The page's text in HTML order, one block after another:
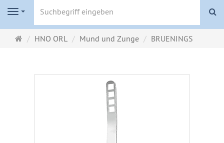
Navigation
Startseite
HNO ORL Mund und Zunge BRUENINGS